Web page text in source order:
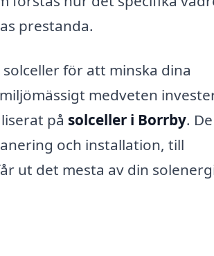
prestanda.
för att minska dina
medveten
på solceller i Borrby. De
och installation, till
ut det mesta av din